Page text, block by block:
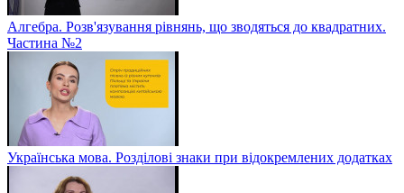
Алгебра. Розв'язування рівнянь, що зводяться до квадратних.
Частина №2
Українська мова. Розділові знаки при відокремлених додатках